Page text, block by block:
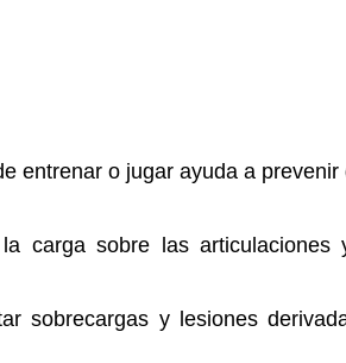
entrenar o jugar ayuda a prevenir
carga sobre las articulaciones
sobrecargas y lesiones